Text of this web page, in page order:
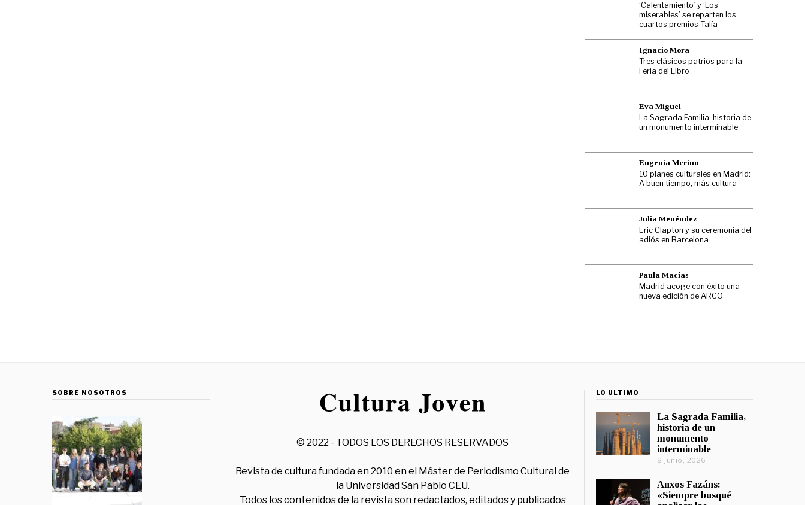
‘Calentamiento’ y ‘Los
miserables’ se reparten los
cuartos premios Talía
Ignacio Mora
Tres clásicos patrios para la
Feria del Libro
Eva Miguel
La Sagrada Familia, historia de
un monumento interminable
Eugenia Merino
10 planes culturales en Madrid:
A buen tiempo, más cultura
Julia Menéndez
Eric Clapton y su ceremonia del
adiós en Barcelona
Paula Macías
Madrid acoge con éxito una
nueva edición de ARCO
SOBRE NOSOTROS
© 2022 - TODOS LOS DERECHOS RESERVADOS
Revista de cultura fundada en 2010 en el Máster de Periodismo Cultural de
la Universidad San Pablo CEU.
Todos los contenidos de la revista son redactados, editados y publicados
LO ÚLTIMO
La Sagrada Familia,
historia de un
monumento
interminable
8 junio, 2026
Anxos Fazáns:
«Siempre busqué